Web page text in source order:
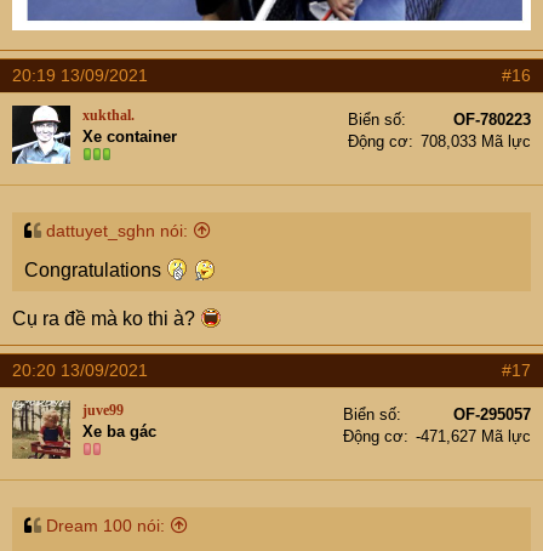
20:19 13/09/2021 #16
xukthal.
Xe container
Biển số
OF-780223
Động cơ
708,033 Mã lực
dattuyet_sghn nói:
Congratulations
Cụ ra đề mà ko thi à?
20:20 13/09/2021 #17
juve99
Xe ba gác
Biển số
OF-295057
Động cơ
-471,627 Mã lực
Dream 100 nói: